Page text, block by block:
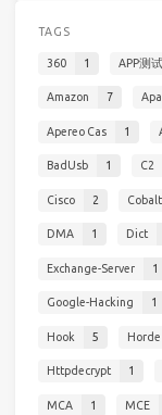
TAGS
360 1 APP测试
Amazon 7
Apereo Cas 1
BadUsb 1 C2
Cisco 2
DMA 1 Dict
Exchange-Server 1
Google-Hacking 1
Hook 5
Httpdecrypt 1
MCA 1 MCE